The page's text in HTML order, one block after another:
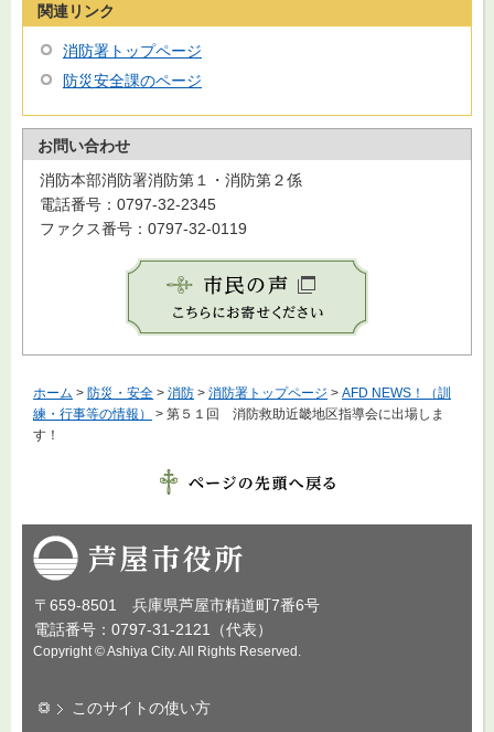
関連リンク
消防署トップページ
防災安全課のページ
お問い合わせ
消防本部消防署消防第１・消防第２係
電話番号：0797-32-2345
ファクス番号：0797-32-0119
ホーム > 防災・安全 > 消防 > 消防署トップページ > AFD NEWS！（訓
練・行事等の情報）
> 第５１回 消防救助近畿地区指導会に出場しま
す！
芦屋市役所
〒659-8501 兵庫県芦屋市精道町7番6号
電話番号：0797-31-2121（代表）
Copyright © Ashiya City. All Rights Reserved.
このサイトの使い方